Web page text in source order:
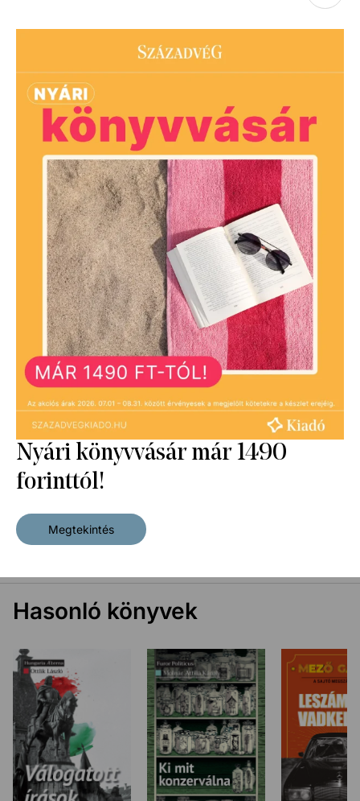
Vélemények/kritikák
A szerző további kötetei
Úton hazafelé + Fejjel, kézzel,
12 490 Ft
Hasonló könyvek
Nyári könyvvásár már 1490
forinttól!
Megtekintés